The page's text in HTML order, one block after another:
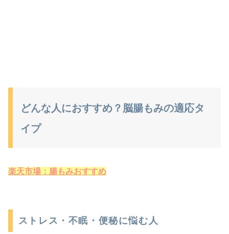
どんな人におすすめ？脳腸もみの適応タ
イプ
楽天市場：腸もみおすすめ
ストレス・不眠・便秘に悩む人